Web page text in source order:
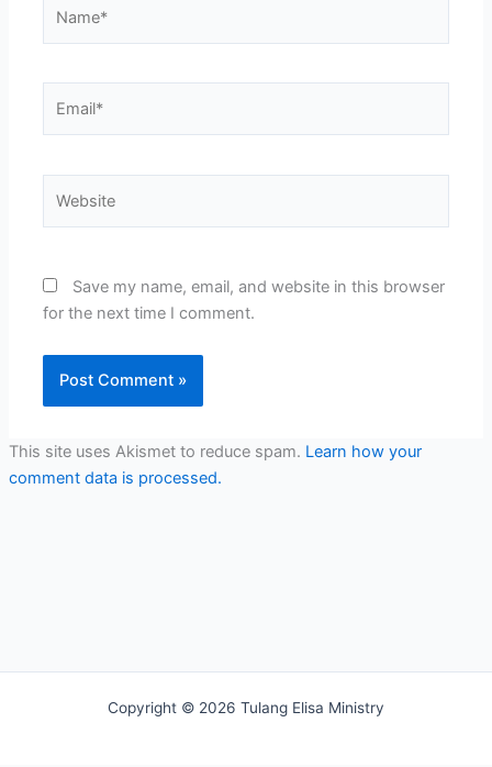
Save my name, email, and website in this browser
for the next time I comment.
This site uses Akismet to reduce spam. Learn how your
comment data is processed.
Copyright © 2026 Tulang Elisa Ministry